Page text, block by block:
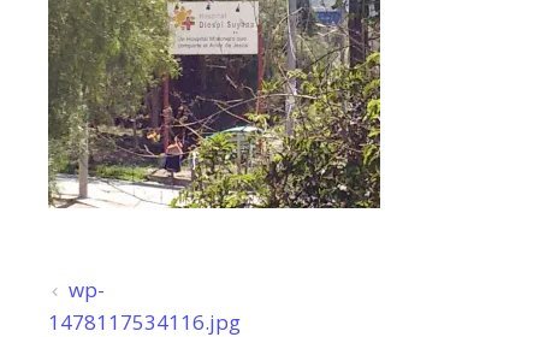
Beitragsnavigation
wp-
1478117534116.jpg